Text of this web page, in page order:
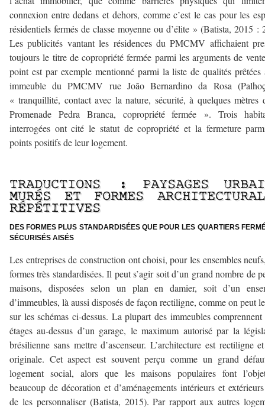
connexion entre dedans et dehors, comme c’est le cas pour les
résidentiels fermés de classe moyenne ou d’élite » (Batista, 2015 :
Les publicités vantant les résidences du PMCMV affichaient
toujours le titre de copropriété fermée parmi les arguments de
point est par exemple mentionné parmi la liste de qualités prêtées
immeuble du PMCMV rue João Bernardino da Rosa
« tranquillité, contact avec la nature, sécurité, à quelques mètres
Promenade Pedra Branca, copropriété fermée ». Trois
interrogées ont cité le statut de copropriété et la fermeture
points positifs de leur logement.
TRADUCTIONS : PAYSAGES
MURÉS ET FORMES
RÉPÉTITIVES
DES FORMES PLUS STANDARDISÉES QUE POUR LES QUARTIERS
SÉCURISÉS AISÉS
Les entreprises de construction ont choisi, pour les ensembles
formes très standardisées. Il peut s’agir soit d’un grand nombre de
maisons, disposées selon un plan en damier, soit d’un
d’immeubles, là aussi disposés de façon rectiligne, comme on peut
sur les schémas ci-dessus. La plupart des immeubles
étages au-dessus d’un garage, le maximum autorisé par la
brésilienne sans mettre d’ascenseur. L’architecture est rectiligne
originale. Cet aspect est souvent perçu comme un grand
logement social, alors que les maisons populaires font
beaucoup de décoration et d’aménagements intérieurs et
de les personnaliser (Batista, 2015). Par rapport aux autres